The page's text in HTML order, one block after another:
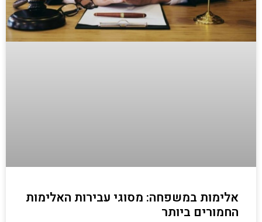
אלימות במשפחה: מסוגי עבירות האלימות
החמורים ביותר